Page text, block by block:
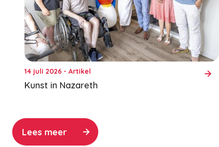
14 juli 2026 - Artikel
Kunst in Nazareth
Lees meer